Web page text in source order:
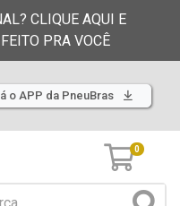
CLIQUE AQUI E
PRA VOCÊ
o APP da PneuBras
0